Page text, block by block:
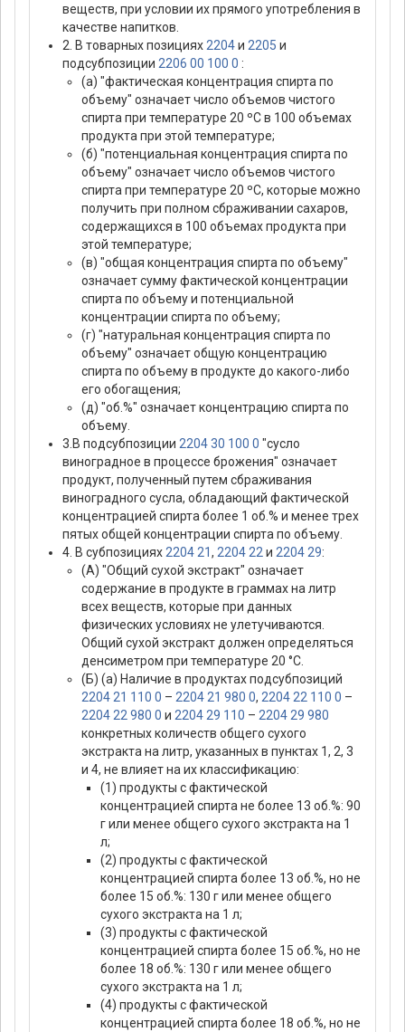
веществ, при условии их прямого употребления в
качестве напитков.
2. В товарных позициях 2204и 2205 и
подсубпозиции 2206 00 100 0 :
(а) "фактическая концентрация спирта по
объему" означает число объемов чистого
спирта при температуре 20 ºС в 100 объемах
продукта при этой температуре;
(б) "потенциальная концентрация спирта по
объему" означает число объемов чистого
спирта при температуре 20 ºС, которые можно
получить при полном сбраживании сахаров,
содержащихся в 100 объемах продукта при
этой температуре;
(в) "общая концентрация спирта по объему"
означает сумму фактической концентрации
спирта по объему и потенциальной
концентрации спирта по объему;
(г) "натуральная концентрация спирта по
объему" означает общую концентрацию
спирта по объему в продукте до какого-либо
его обогащения;
(д) "об.%" означает концентрацию спирта по
объему.
3.В подсубпозиции 2204 30 100 0 "сусло
виноградное в процессе брожения" означает
продукт, полученный путем сбраживания
виноградного сусла, обладающий фактической
концентрацией спирта более 1 об.% и менее трех
пятых общей концентрации спирта по объему.
4. В субпозициях 2204 21, 2204 22 и 2204 29:
(А) "Общий сухой экстракт" означает
содержание в продукте в граммах на литр
всех веществ, которые при данных
физических условиях не улетучиваются.
Общий сухой экстракт должен определяться
денсиметром при температуре 20 °C.
(Б) (а) Наличие в продуктах подсубпозиций
2204 21 110 0 – 2204 21 980 0, 2204 22 110 0 –
2204 22 980 0 и 2204 29 110 – 2204 29 980
конкретных количеств общего сухого
экстракта на литр, указанных в пунктах 1, 2, 3
и 4, не влияет на их классификацию:
(1) продукты с фактической
концентрацией спирта не более 13 об.%: 90
г или менее общего сухого экстракта на 1
л;
(2) продукты с фактической
концентрацией спирта более 13 об.%, но не
более 15 об.%: 130 г или менее общего
сухого экстракта на 1 л;
(3) продукты с фактической
концентрацией спирта более 15 об.%, но не
более 18 об.%: 130 г или менее общего
сухого экстракта на 1 л;
(4) продукты с фактической
концентрацией спирта более 18 об.%, но не